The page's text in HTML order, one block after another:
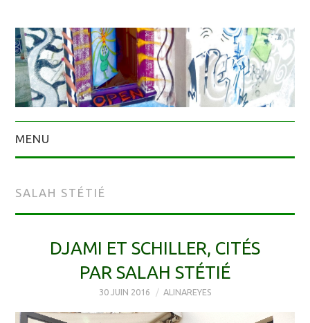
MENU
SALAH STÉTIÉ
DJAMI ET SCHILLER, CITÉS
PAR SALAH STÉTIÉ
30 JUIN 2016 ALINAREYES